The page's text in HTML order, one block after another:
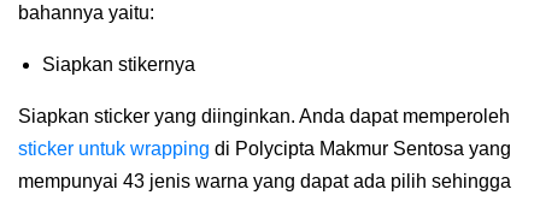
bahannya yaitu:
Siapkan stikernya
Siapkan sticker yang diinginkan. Anda dapat memperoleh
sticker untuk wrapping di Polycipta Makmur Sentosa yang
mempunyai 43 jenis warna yang dapat ada pilih sehingga